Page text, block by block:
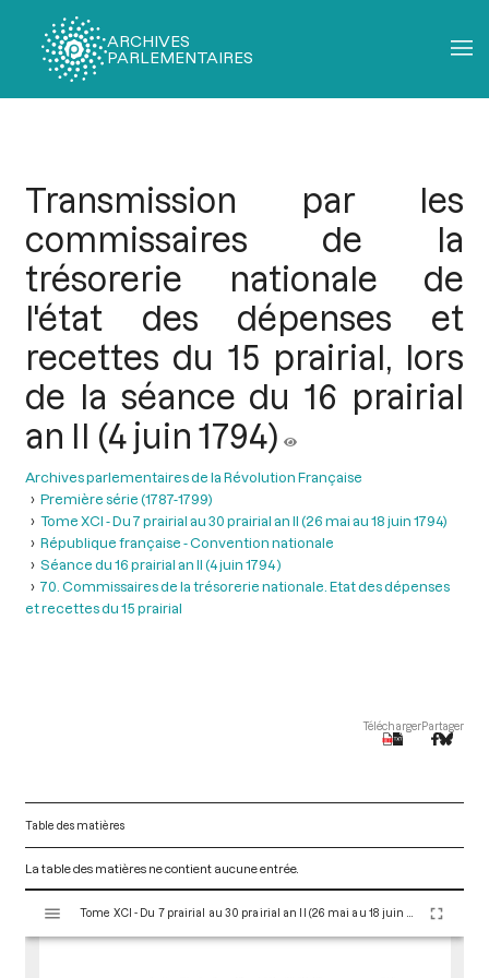
ARCHIVES
PARLEMENTAIRES
Transmission par les
commissaires de la
trésorerie nationale de
l'état des dépenses et
recettes du 15 prairial, lors
de la séance du 16 prairial
an II (4 juin 1794)
Archives parlementaires de la Révolution Française
Première série (1787-1799)
Tome XCI - Du 7 prairial au 30 prairial an II (26 mai au 18 juin 1794)
République française - Convention nationale
Séance du 16 prairial an II (4 juin 1794 )
70. Commissaires de la trésorerie nationale. Etat des dépenses
et recettes du 15 prairial
TéléchargerPartager
Table des matières
La table des matières ne contient aucune entrée.
s